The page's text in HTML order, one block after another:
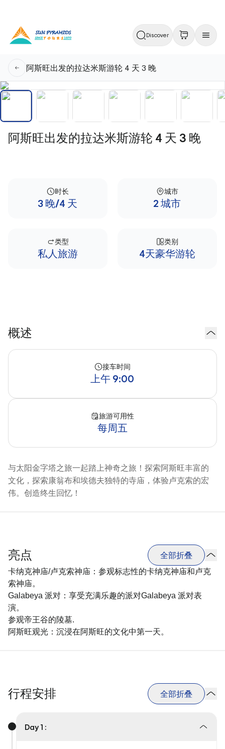
Discover
阿斯旺出发的拉达米斯游轮 4 天 3 晚
阿斯旺出发的拉达米斯游轮 4 天 3 晚
时长
3 晚/4 天
城市
2 城市
类型
私人旅游
类别
4天豪华游轮
概述
接车时间
上午 9:00
旅游可用性
每周五
与太阳金字塔之旅一起踏上神奇之旅！探索阿斯旺丰富的
文化，探索康翁布和埃德夫独特的寺庙，体验卢克索的宏
伟。创造终生回忆！
亮点 全部折叠
卡纳克神庙/卢克索神庙：参观标志性的卡纳克神庙和卢克
索神庙。
Galabeya 派对：享受充满乐趣的派对Galabeya 派对表
演。
参观帝王谷的陵墓.
阿斯旺观光：沉浸在阿斯旺的文化中第一天。
行程安排 全部折叠
Day 1 :